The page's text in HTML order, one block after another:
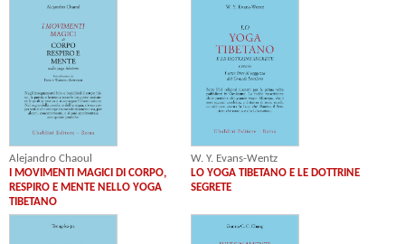
Alejandro Chaoul
I MOVIMENTI MAGICI DI CORPO,
RESPIRO E MENTE NELLO YOGA
TIBETANO
W. Y. Evans-Wentz
LO YOGA TIBETANO E LE DOTTRINE
SEGRETE